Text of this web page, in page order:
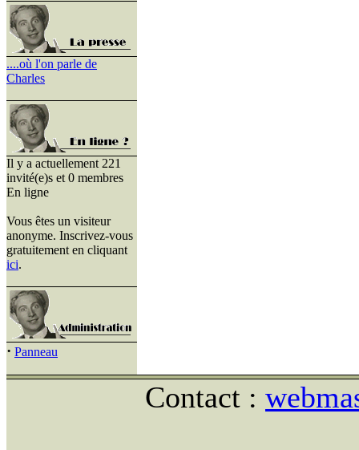
....où l'on parle de
Charles
Il y a actuellement 221
invité(e)s et 0 membres
En ligne
Vous êtes un visiteur
anonyme. Inscrivez-vous
gratuitement en cliquant
ici.
· Panneau
Contact :